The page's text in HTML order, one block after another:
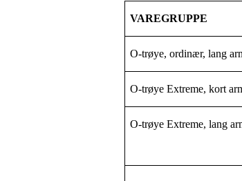
VAREGRUPPE
O-trøye, ordinær, lang
O-trøye Extreme, kort
O-trøye Extreme, lang